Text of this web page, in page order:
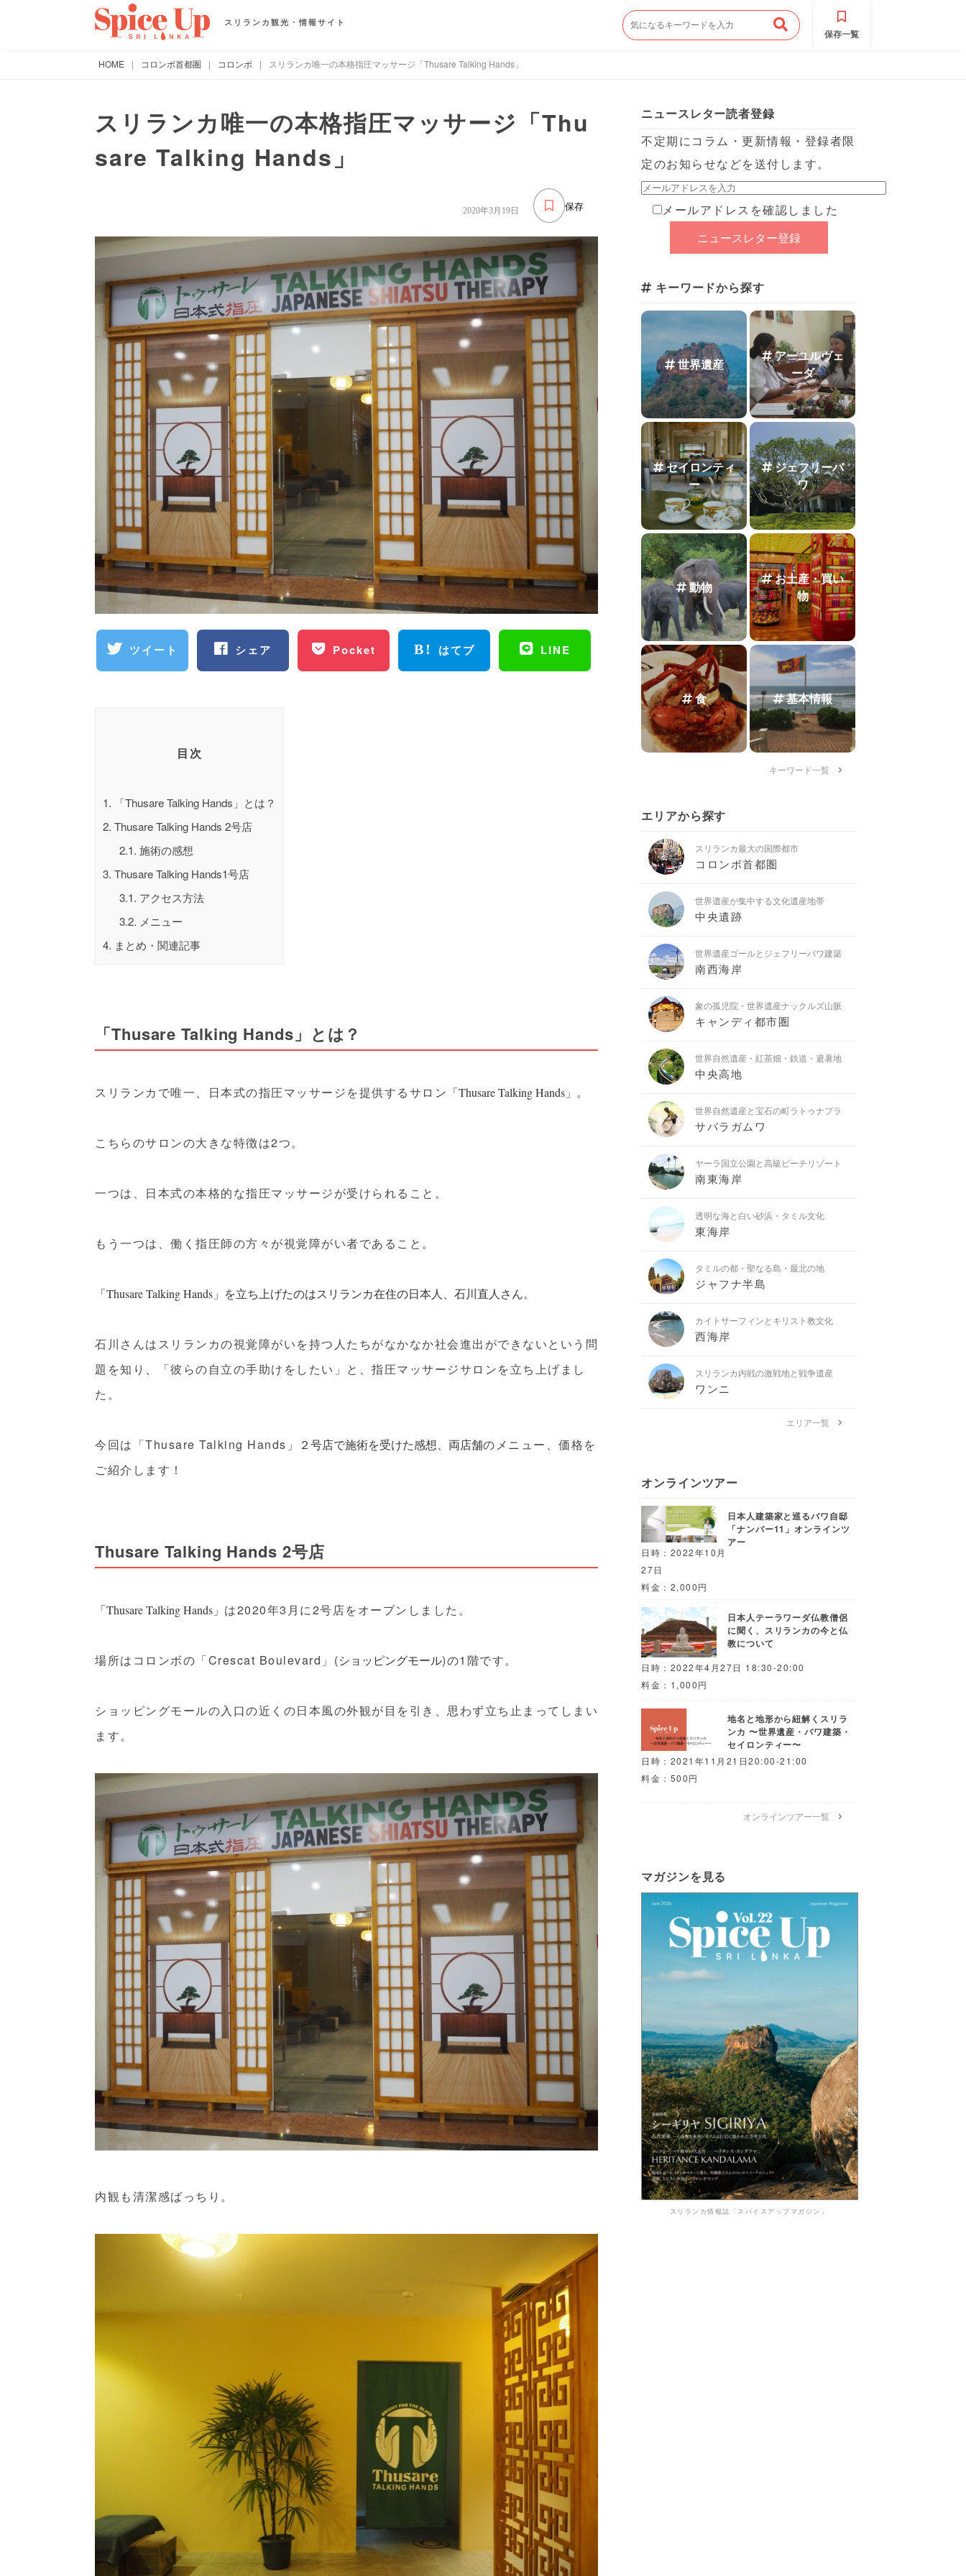
スリランカ観光・情報サイト
保存一覧
HOME | コロンボ首都圏 | コロンボ | スリランカ唯一の本格指圧マッサージ「Thusare Talking Hands」
スリランカ唯一の本格指圧マッサージ「Thu
sare Talking Hands」
保存
2020年3月19日
ツイート シェア Pocket はてブ LINE
目次
1. 「Thusare Talking Hands」とは？
2. Thusare Talking Hands 2号店
2.1. 施術の感想
3. Thusare Talking Hands1号店
3.1. アクセス方法
3.2. メニュー
4. まとめ・関連記事
「Thusare Talking Hands」とは？
スリランカで唯一、日本式の指圧マッサージを提供するサロン 「Thusare Talking Hands」 。
こちらのサロンの大きな特徴は2つ。
一つは、日本式の本格的な指圧マッサージが受けられること。
もう一つは、働く指圧師の方々が視覚障がい者であること。
「Thusare Talking Hands」 を立ち上げたのはスリランカ在住の日本人、石川直人さん。
石川さんはスリランカの視覚障がいを持つ人たちがなかなか社会進出ができないという問
題を知り、「彼らの自立の手助けをしたい」と、指圧マッサージサロンを立ち上げまし
た。
今回は「Thusare Talking Hands」 ２号店で施術を受けた感想、両店舗のメニュー、価格を
ご紹介します！
Thusare Talking Hands 2号店
「Thusare Talking Hands」 は2020年3月に2号店をオープンしました。
場所はコロンボの「Crescat Boulevard」(ショッピングモール)の1階です。
ショッピングモールの入口の近くの日本風の外観が目を引き、思わず立ち止まってしまい
ます。
内観も清潔感ばっちり。
ニュースレター読者登録
不定期にコラム・更新情報・登録者限
定のお知らせなどを送付します。
メールアドレスを確認しました
キーワードから探す
世界遺産
アーユルヴェ
ーダ
セイロンティ
ー
ジェフリーバ
ワ
動物
お土産・買い
物
食 基本情報
キーワード一覧
エリアから探す
スリランカ最大の国際都市
コロンボ首都圏
世界遺産が集中する文化遺産地帯
中央遺跡
世界遺産ゴールとジェフリーバワ建築
南西海岸
象の孤児院・世界遺産ナックルズ山脈
キャンディ都市圏
世界自然遺産・紅茶畑・鉄道・避暑地
中央高地
世界自然遺産と宝石の町ラトゥナプラ
サバラガムワ
ヤーラ国立公園と高級ビーチリゾート
南東海岸
透明な海と白い砂浜・タミル文化
東海岸
タミルの都・聖なる島・最北の地
ジャフナ半島
カイトサーフィンとキリスト教文化
西海岸
スリランカ内戦の激戦地と戦争遺産
ワンニ
エリア一覧
オンラインツアー
日本人建築家と巡るバワ自邸
「ナンバー11」オンラインツ
アー
日時：2022年10月
27日
料金：2,000円
日本人テーラワーダ仏教僧侶
に聞く、スリランカの今と仏
教について
日時：2022年4月27日 18:30-20:00
料金：1,000円
地名と地形から紐解くスリラ
ンカ 〜世界遺産・バワ建築・
セイロンティー〜
日時：2021年11月21日20:00-21:00
料金：500円
オンラインツアー一覧
マガジンを見る
スリランカ情報誌「スパイスアップマガジン」